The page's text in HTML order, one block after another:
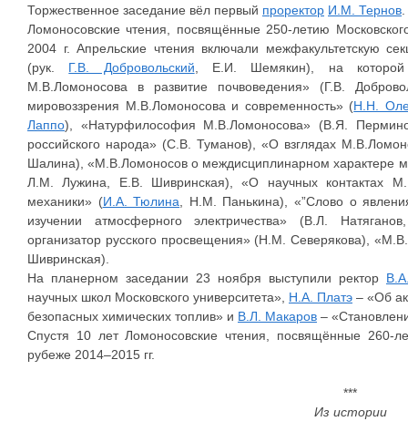
Торжественное заседание вёл первый проректор И.М. Тернов
Ломоносовские чтения, посвящённые 250-летию
2004 г. Апрельские чтения включали межфакультетскую
(рук. Г.В. Добровольский , Е.И. Шемякин), на которой
М.В.Ломоносова в развитие почвоведения» (Г.В.
мировоззрения М.В.Ломоносова и современность» (Н.Н.
Лаппо), «Натурфилософия М.В.Ломоносова» (В.Я.
российского народа» (С.В. Туманов), «О взглядах
Шалина), «М.В.Ломоносов о междисциплинарном характере
Л.М. Лужина, Е.В. Шивринская), «О научных контактах
механики» (И.А. Тюлина , Н.М. Панькина), «”Слово о
изучении атмосферного электричества» (В.Л.
организатор русского просвещения» (Н.М. Северякова),
Шивринская).
На планерном заседании 23 ноября выступили ректор
научных школ Московского университета», Н.А. Платэ – «Об
безопасных химических топлив» и В.Л. Макаров –
Спустя 10 лет Ломоносовские чтения, посвящённые 260-
рубеже 2014–2015 гг.
***
Из истории